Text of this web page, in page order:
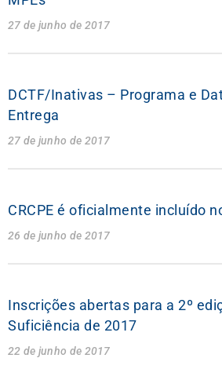
27 de junho de 2017
DCTF/Inativas – Programa e
Entrega
27 de junho de 2017
CRCPE é oficialmente incluído
26 de junho de 2017
Inscrições abertas para a 2º
Suficiência de 2017
22 de junho de 2017